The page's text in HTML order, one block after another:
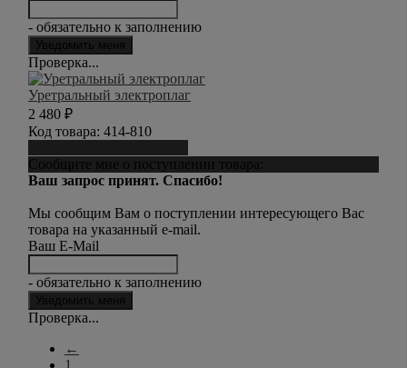
- обязательно к заполнению
Проверка...
Уретральный электроплаг
2 480 ₽
Код товара: 414-810
Сообщите мне о поступлении товара:
Ваш запрос принят. Спасибо!
Мы сообщим Вам о поступлении интересующего Вас
товара на указанный e-mail.
Ваш E-Mail
- обязательно к заполнению
Проверка...
←